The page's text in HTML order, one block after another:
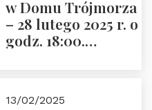
w Domu Trójmorza
– 28 lutego 2025 r. o
godz. 18:00.
13/02/2025